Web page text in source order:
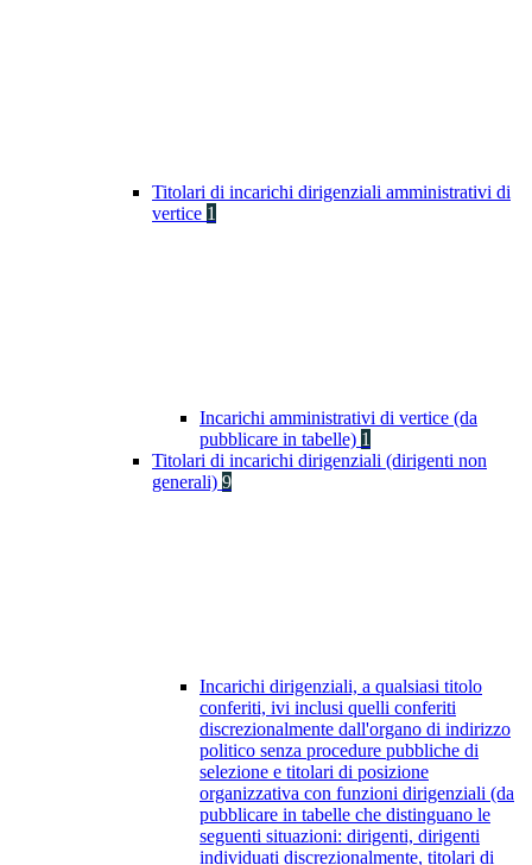
Titolari di incarichi dirigenziali amministrativi di
vertice 1
Incarichi amministrativi di vertice (da
pubblicare in tabelle) 1
Titolari di incarichi dirigenziali (dirigenti non
generali) 9
Incarichi dirigenziali, a qualsiasi titolo
conferiti, ivi inclusi quelli conferiti
discrezionalmente dall'organo di indirizzo
politico senza procedure pubbliche di
selezione e titolari di posizione
organizzativa con funzioni dirigenziali (da
pubblicare in tabelle che distinguano le
seguenti situazioni: dirigenti, dirigenti
individuati discrezionalmente, titolari di